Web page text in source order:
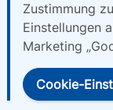
Zustimmung
Einstellungen
Marketing
Cookie-